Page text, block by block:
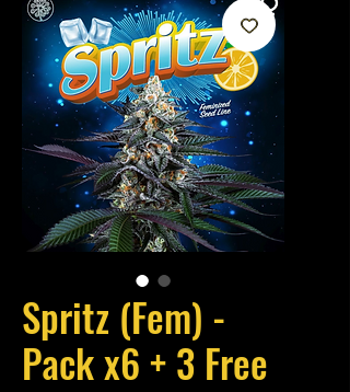
Spritz (Fem) -
Pack x6 + 3 Free